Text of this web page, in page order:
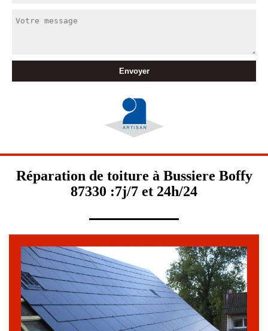
Réparation de toiture à Bussiere Boffy
87330 :7j/7 et 24h/24